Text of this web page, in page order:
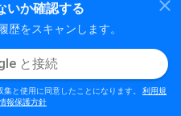
いか確認する
歴をスキャンします。
と接続
と使用に同意したことになります。 利用規
報保護方針
無断転載を禁じます
規約